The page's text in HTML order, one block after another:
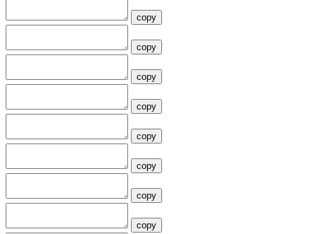
copy
copy
copy
copy
copy
copy
copy
copy